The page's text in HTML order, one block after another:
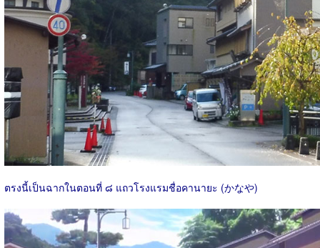
ตรงนี้เป็นฉากในตอนที่ ๘ แถวโรงแรมชื่อคานายะ (かなや)